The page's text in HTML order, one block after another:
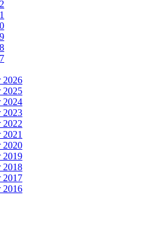
2026
2025
2024
2023
2022
2021
2020
2019
2018
2017
2016